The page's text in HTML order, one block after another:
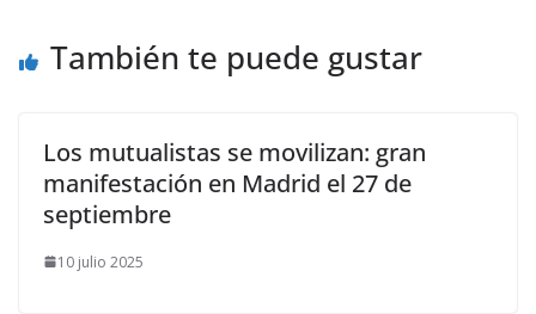
También te puede gustar
Los mutualistas se movilizan: gran
manifestación en Madrid el 27 de
septiembre
10 julio 2025